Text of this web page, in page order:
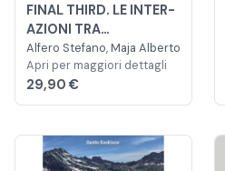
FINAL THIRD. LE INTER-
AZIONI TRA
ATTACCANTI E
PORTIERE NELL'ULTIMO
TERZO DI CAMPO
Alfero Stefano, Maja Alberto
Apri per maggiori dettagli
29,90 €